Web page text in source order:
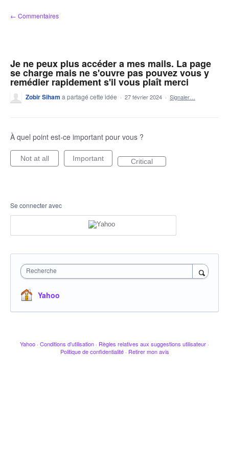
Aller
au
← Commentaires
Je ne peux plus accéder a mes mails. La page
se charge mais ne s'ouvre pas pouvez vous y
remédier rapidement s'il vous plaît merci
Zobir Siham a partagé cette idée · 27 février 2024 · Signaler…
À quel point est-ce important pour vous ?
Not at all Important Critical
Se connecter avec
Recherche
Yahoo
Yahoo · Conditions d'utilisation · Règles relatives aux suggestions utilisateur ·
Politique de confidentialité · Retirer mon avis